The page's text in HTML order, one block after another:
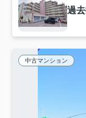
過
中古マンション